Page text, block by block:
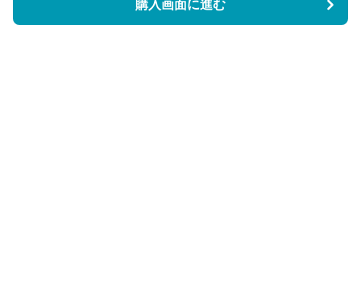
購入画面に進む